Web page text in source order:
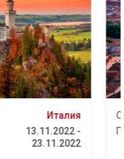
Италия
13.11.2022 -
23.11.2022